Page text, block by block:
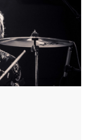
e locali a
indimenticabili.